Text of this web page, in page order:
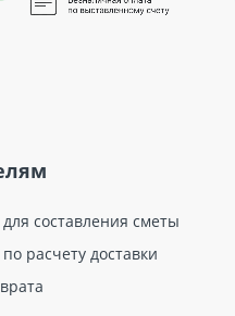
составления сметы
расчету доставки